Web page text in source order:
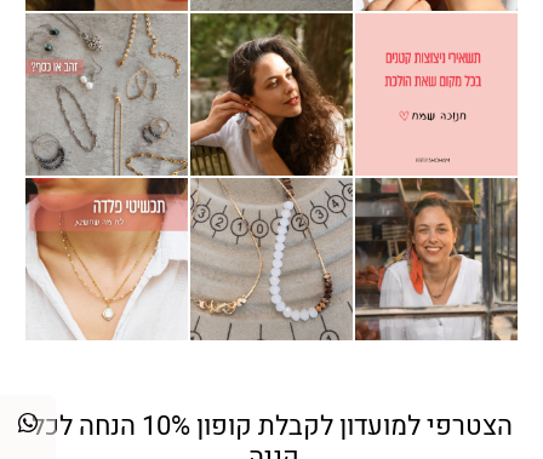
הצטרפי למועדון לקבלת קופון 10% הנחה לכל